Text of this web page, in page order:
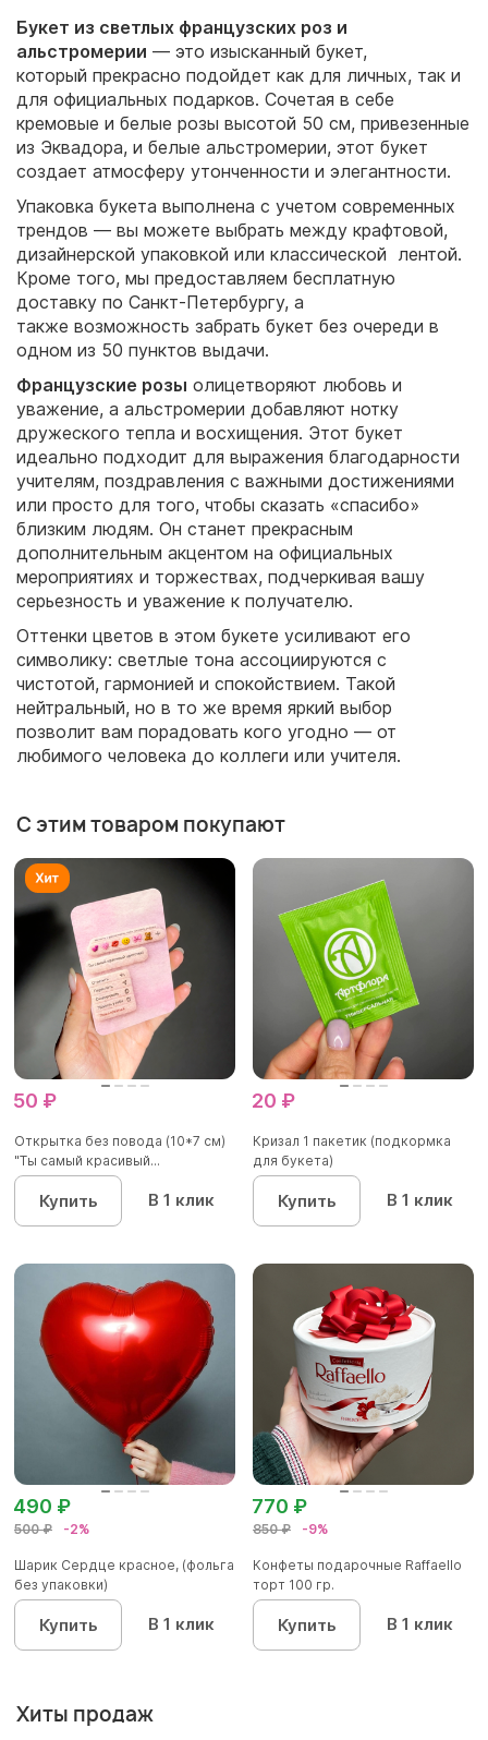
Букет из светлых французских роз и
альстромерии — это изысканный букет,
который прекрасно подойдет как для личных, так и
для официальных подарков. Сочетая в себе
кремовые и белые розы высотой 50 см, привезенные
из Эквадора, и белые альстромерии, этот букет
создает атмосферу утонченности и элегантности.
Упаковка букета выполнена с учетом современных
трендов — вы можете выбрать между крафтовой,
дизайнерской упаковкой или классической лентой.
Кроме того, мы предоставляем бесплатную
доставку по Санкт-Петербургу, а
также возможность забрать букет без очереди в
одном из 50 пунктов выдачи.
Французские розы олицетворяют любовь и
уважение, а альстромерии добавляют нотку
дружеского тепла и восхищения. Этот букет
идеально подходит для выражения благодарности
учителям, поздравления с важными достижениями
или просто для того, чтобы сказать «спасибо»
близким людям. Он станет прекрасным
дополнительным акцентом на официальных
мероприятиях и торжествах, подчеркивая вашу
серьезность и уважение к получателю.
Оттенки цветов в этом букете усиливают его
символику: светлые тона ассоциируются с
чистотой, гармонией и спокойствием. Такой
нейтральный, но в то же время яркий выбор
позволит вам порадовать кого угодно — от
любимого человека до коллеги или учителя.
С этим товаром покупают
50 ₽
Открытка без повода (10*7 см)
"Ты самый красивый...
Купить В 1 клик
20 ₽
Кризал 1 пакетик (подкормка
для букета)
Купить В 1 клик
500 ₽ -2%
490 ₽
Шарик Сердце красное, (фольга
без упаковки)
Купить В 1 клик
850 ₽ -9%
770 ₽
Конфеты подарочные Raffaello
торт 100 гр.
Купить В 1 клик
Хиты продаж